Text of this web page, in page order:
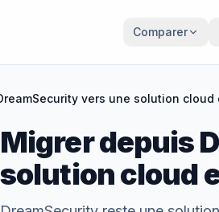
Comparer
vers une solution cloud
Migrer depuis
solution cloud